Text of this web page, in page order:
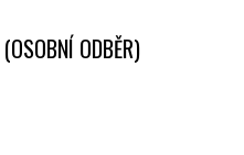
(OSOBNÍ ODBĚR)